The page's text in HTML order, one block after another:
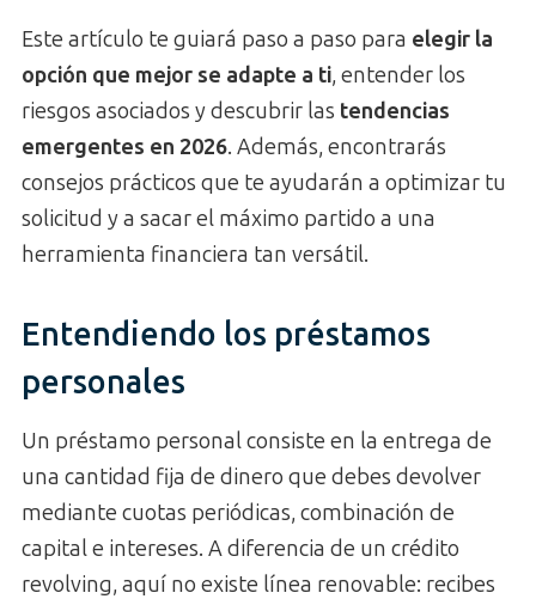
Este artículo te guiará paso a paso para elegir la
opción que mejor se adapte a ti, entender los
riesgos asociados y descubrir las tendencias
emergentes en 2026. Además, encontrarás
consejos prácticos que te ayudarán a optimizar tu
solicitud y a sacar el máximo partido a una
herramienta financiera tan versátil.
Entendiendo los préstamos
personales
Un préstamo personal consiste en la entrega de
una cantidad fija de dinero que debes devolver
mediante cuotas periódicas, combinación de
capital e intereses. A diferencia de un crédito
revolving, aquí no existe línea renovable: recibes